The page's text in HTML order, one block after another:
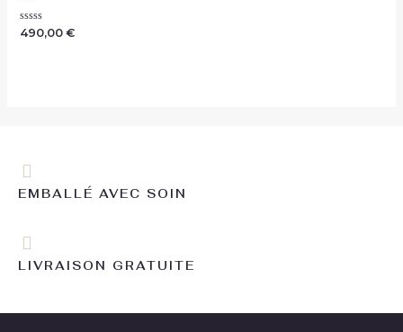
Note
490,00 €
EMBALLÉ AVEC SOIN
LIVRAISON GRATUITE